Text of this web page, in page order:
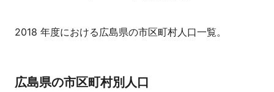
2018 年度における広島県の市区町村人口一覧。
広島県の市区町村別人口